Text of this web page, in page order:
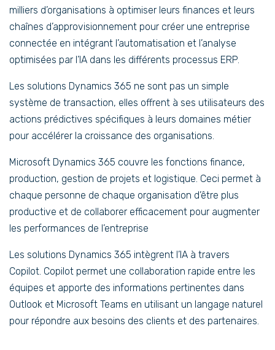
milliers d’organisations à optimiser leurs finances et leurs
chaînes d’approvisionnement pour créer une entreprise
connectée en intégrant l’automatisation et l’analyse
optimisées par l’IA dans les différents processus ERP.
Les solutions Dynamics 365 ne sont pas un simple
système de transaction, elles offrent à ses utilisateurs des
actions prédictives spécifiques à leurs domaines métier
pour accélérer la croissance des organisations.
Microsoft Dynamics 365 couvre les fonctions finance,
production, gestion de projets et logistique. Ceci permet à
chaque personne de chaque organisation d’être plus
productive et de collaborer efficacement pour augmenter
les performances de l’entreprise
Les solutions Dynamics 365 intègrent l’IA à travers
Copilot. Copilot permet une collaboration rapide entre les
équipes et apporte des informations pertinentes dans
Outlook et Microsoft Teams en utilisant un langage naturel
pour répondre aux besoins des clients et des partenaires.